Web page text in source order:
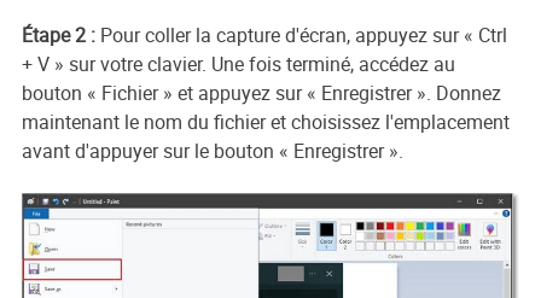
Étape 2 :Pour coller la capture d'écran, appuyez sur « Ctrl
+ V » sur votre clavier. Une fois terminé, accédez au
bouton « Fichier » et appuyez sur « Enregistrer ». Donnez
maintenant le nom du fichier et choisissez l'emplacement
avant d'appuyer sur le bouton « Enregistrer ».